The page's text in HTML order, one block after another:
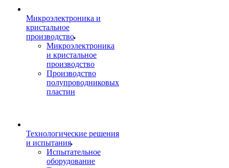
Микроэлектроника и
кристальное
производство
Микроэлектроника
и кристальное
производство
Производство
полупроводниковых
пластин
Технологические решения
и испытания
Испытательное
оборудование